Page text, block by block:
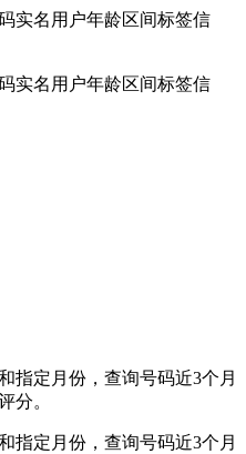
实名用户年龄区间标签信
实名用户年龄区间标签信
指定月份，查询号码近3个月
分。
指定月份，查询号码近3个月